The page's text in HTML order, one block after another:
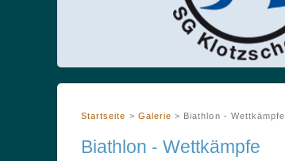
Startseite > Galerie > Biathlon - Wettkämpfe
Biathlon - Wettkämpfe